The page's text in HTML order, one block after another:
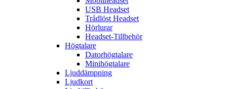
USB Headset
Trådlöst Headset
Hörlurar
Headset-Tillbehör
Högtalare
Datorhögtalare
Minihögtalare
Ljuddämpning
Ljudkort